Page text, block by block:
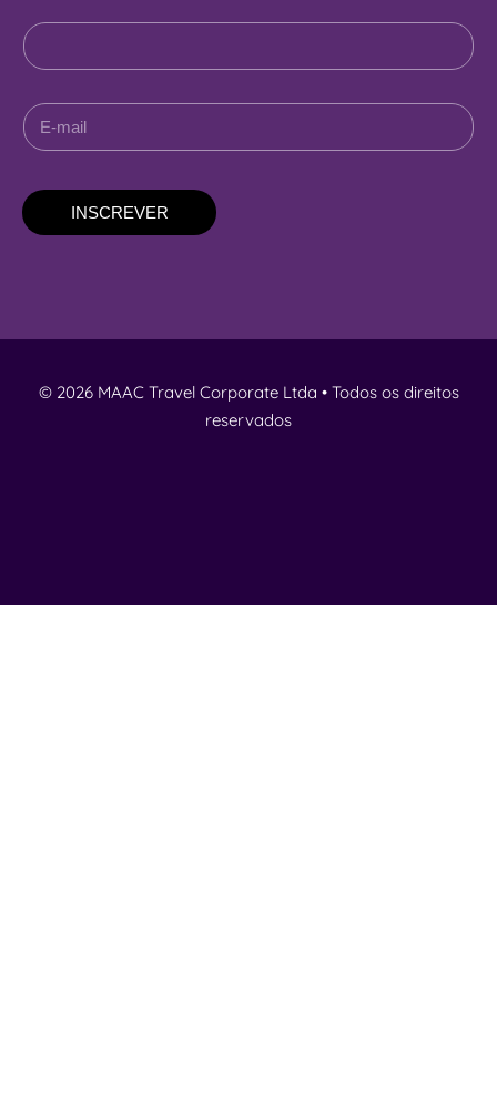
INSCREVER
© 2026 MAAC Travel Corporate Ltda • Todos os direitos
reservados